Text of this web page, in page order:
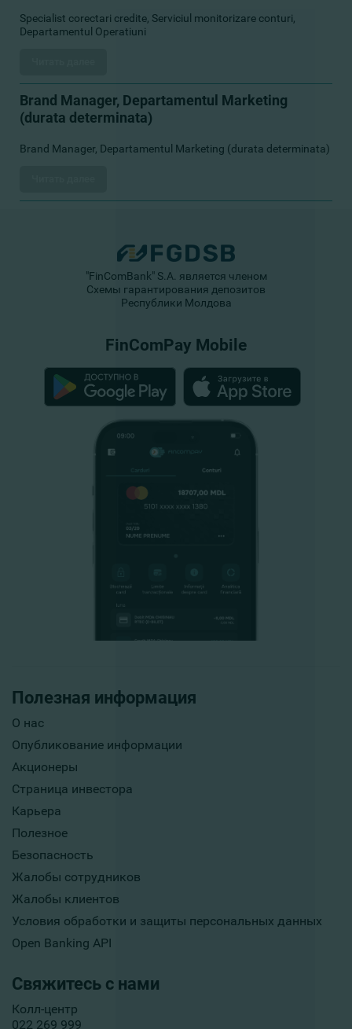
Specialist corectari credite, Serviciul monitorizare conturi,
Departamentul Operatiuni
Brand Manager, Departamentul Marketing
(durata determinata)
Brand Manager, Departamentul Marketing (durata determinata)
Полезная информация
О нас
Опубликование информации
Акционеры
Страница инвестора
Карьера
Полезное
Безопасность
Жалобы сотрудников
Жалобы клиентов
Условия обработки и защиты персональных данных
Open Banking API
Свяжитесь с нами
Колл-центр
022 269 999
"FinComBank" S.A. является членом
Схемы гарантирования депозитов
Республики Молдова
FinComPay Mobile